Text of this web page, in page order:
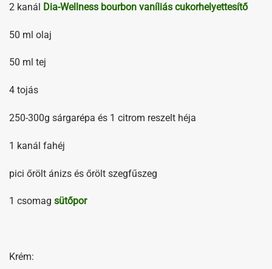
2 kanál Dia-Wellness bourbon vaníliás cukorhelyettesítő
50 ml olaj
50 ml tej
4 tojás
250-300g sárgarépa és 1 citrom reszelt héja
1 kanál fahéj
pici őrölt ánizs és őrölt szegfűszeg
1 csomag sütőpor
Krém: